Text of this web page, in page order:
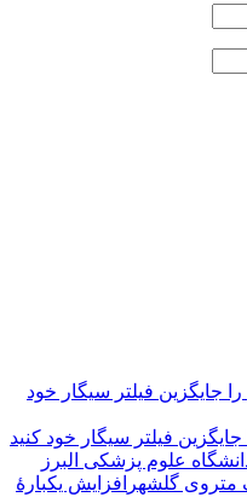
فیلتر سیگار خود کنید
علوم پزشکی البرز
افزایش یکبارۀ